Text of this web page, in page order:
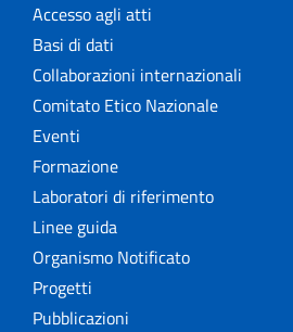
Accesso agli atti
Basi di dati
Collaborazioni internazionali
Comitato Etico Nazionale
Eventi
Formazione
Laboratori di riferimento
Linee guida
Organismo Notificato
Progetti
Pubblicazioni